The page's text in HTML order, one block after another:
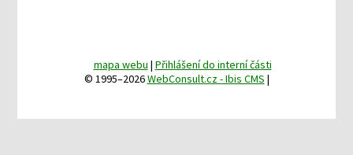
mapa webu | Přihlášení do interní části
© 1995–2026WebConsult.cz - Ibis CMS |